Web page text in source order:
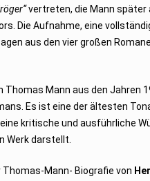
vertreten, die Mann später
Die Aufnahme, eine
aus den vier großen
Thomas Mann aus den Jahren
Es ist eine der ältesten
kritische und ausführliche
Werk darstellt.
Mann- Biografie von